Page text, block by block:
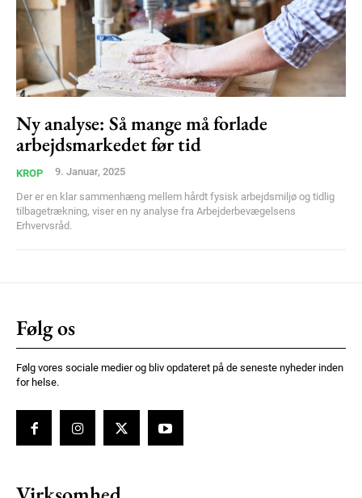
Ny analyse: Så mange må forlade
arbejdsmarkedet før tid
KROP 9. Januar, 2025
Der er en klar sammenhæng mellem hårdt fysisk arbejdsmiljø og tidlig
tilbagetrækning, viser en ny analyse fra Arbejderbevægelsens
Erhvervsråd.
Følg os
Følg vores sociale medier og bliv opdateret på de seneste nyheder inden
for helse.